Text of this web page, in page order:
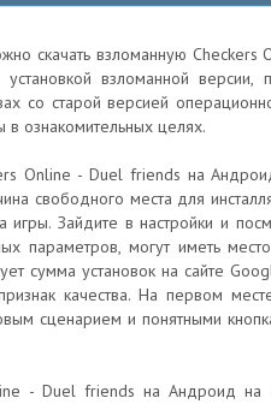
скачать взломанную
взломанной
со старой версией
в ознакомительных целях.
Online - Duel friends на
свободного места для
игры. Зайдите в настройки и
параметров, могут иметь
сумма установок на сайте
качества. На первом
сценарием и понятными
- Duel friends на Андроид